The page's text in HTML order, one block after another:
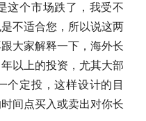
这个市场跌了，我受不
不适合您，所以说这两
大家解释一下，海外长
以上的投资，尤其大部
个定投，这样设计的目
间点买入或卖出对你长